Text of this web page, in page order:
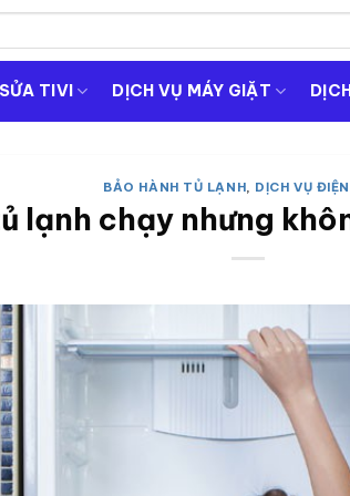
TIVI DỊCH VỤ MÁY GIẶT
BẢO HÀNH TỦ LẠNH, DỊCH VỤ
lạnh chạy nhưng